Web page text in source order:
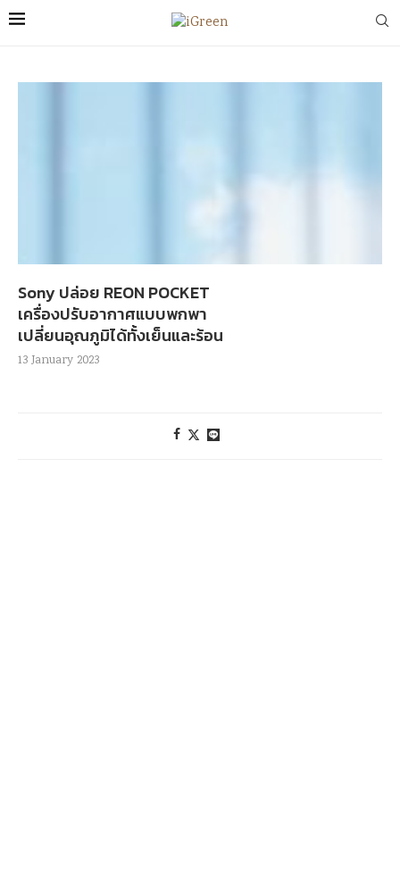
Sony ปล่อย REON POCKET
เครื่องปรับอากาศแบบพกพา
เปลี่ยนอุณภูมิได้ทั้งเย็นและร้อน
13 January 2023